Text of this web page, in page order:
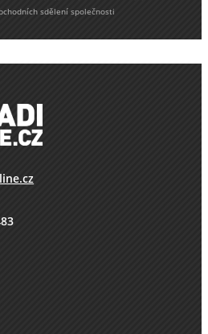
sdělení společnosti